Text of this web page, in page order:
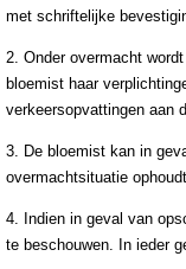
met schriftelijke
2. Onder overmacht
bloemist haar
verkeersopvattingen aan
3. De bloemist kan in
overmachtsituatie
4. Indien in geval van
te beschouwen. In ieder